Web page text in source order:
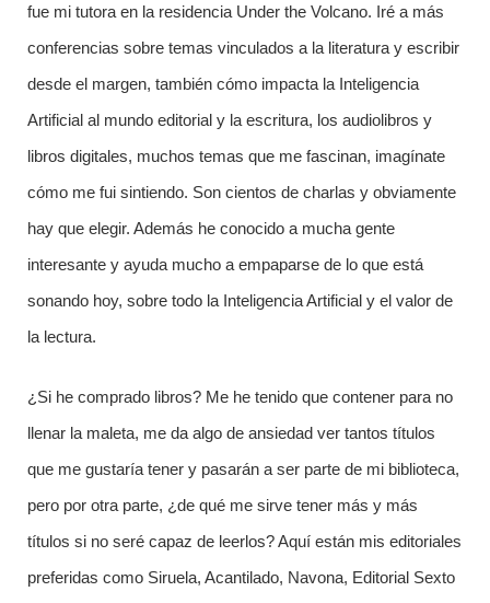
fue mi tutora en la residencia Under the Volcano. Iré a más
conferencias sobre temas vinculados a la literatura y escribir
desde el margen, también cómo impacta la Inteligencia
Artificial al mundo editorial y la escritura, los audiolibros y
libros digitales, muchos temas que me fascinan, imagínate
cómo me fui sintiendo. Son cientos de charlas y obviamente
hay que elegir. Además he conocido a mucha gente
interesante y ayuda mucho a empaparse de lo que está
sonando hoy, sobre todo la Inteligencia Artificial y el valor de
la lectura.
¿Si he comprado libros? Me he tenido que contener para no
llenar la maleta, me da algo de ansiedad ver tantos títulos
que me gustaría tener y pasarán a ser parte de mi biblioteca,
pero por otra parte, ¿de qué me sirve tener más y más
títulos si no seré capaz de leerlos? Aquí están mis editoriales
preferidas como Siruela, Acantilado, Navona, Editorial Sexto